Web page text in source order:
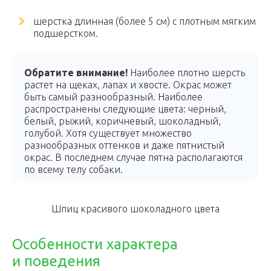
шерстка длинная (более 5 см) с плотным мягким
подшерстком.
Обратите внимание! Наиболее плотно шерсть
растет на щеках, лапах и хвосте. Окрас может
быть самый разнообразный. Наиболее
распространены следующие цвета: черный,
белый, рыжий, коричневый, шоколадный,
голубой. Хотя существует множество
разнообразных оттенков и даже пятнистый
окрас. В последнем случае пятна располагаются
по всему телу собаки.
Шпиц красивого шоколадного цвета
Особенности характера
и поведения